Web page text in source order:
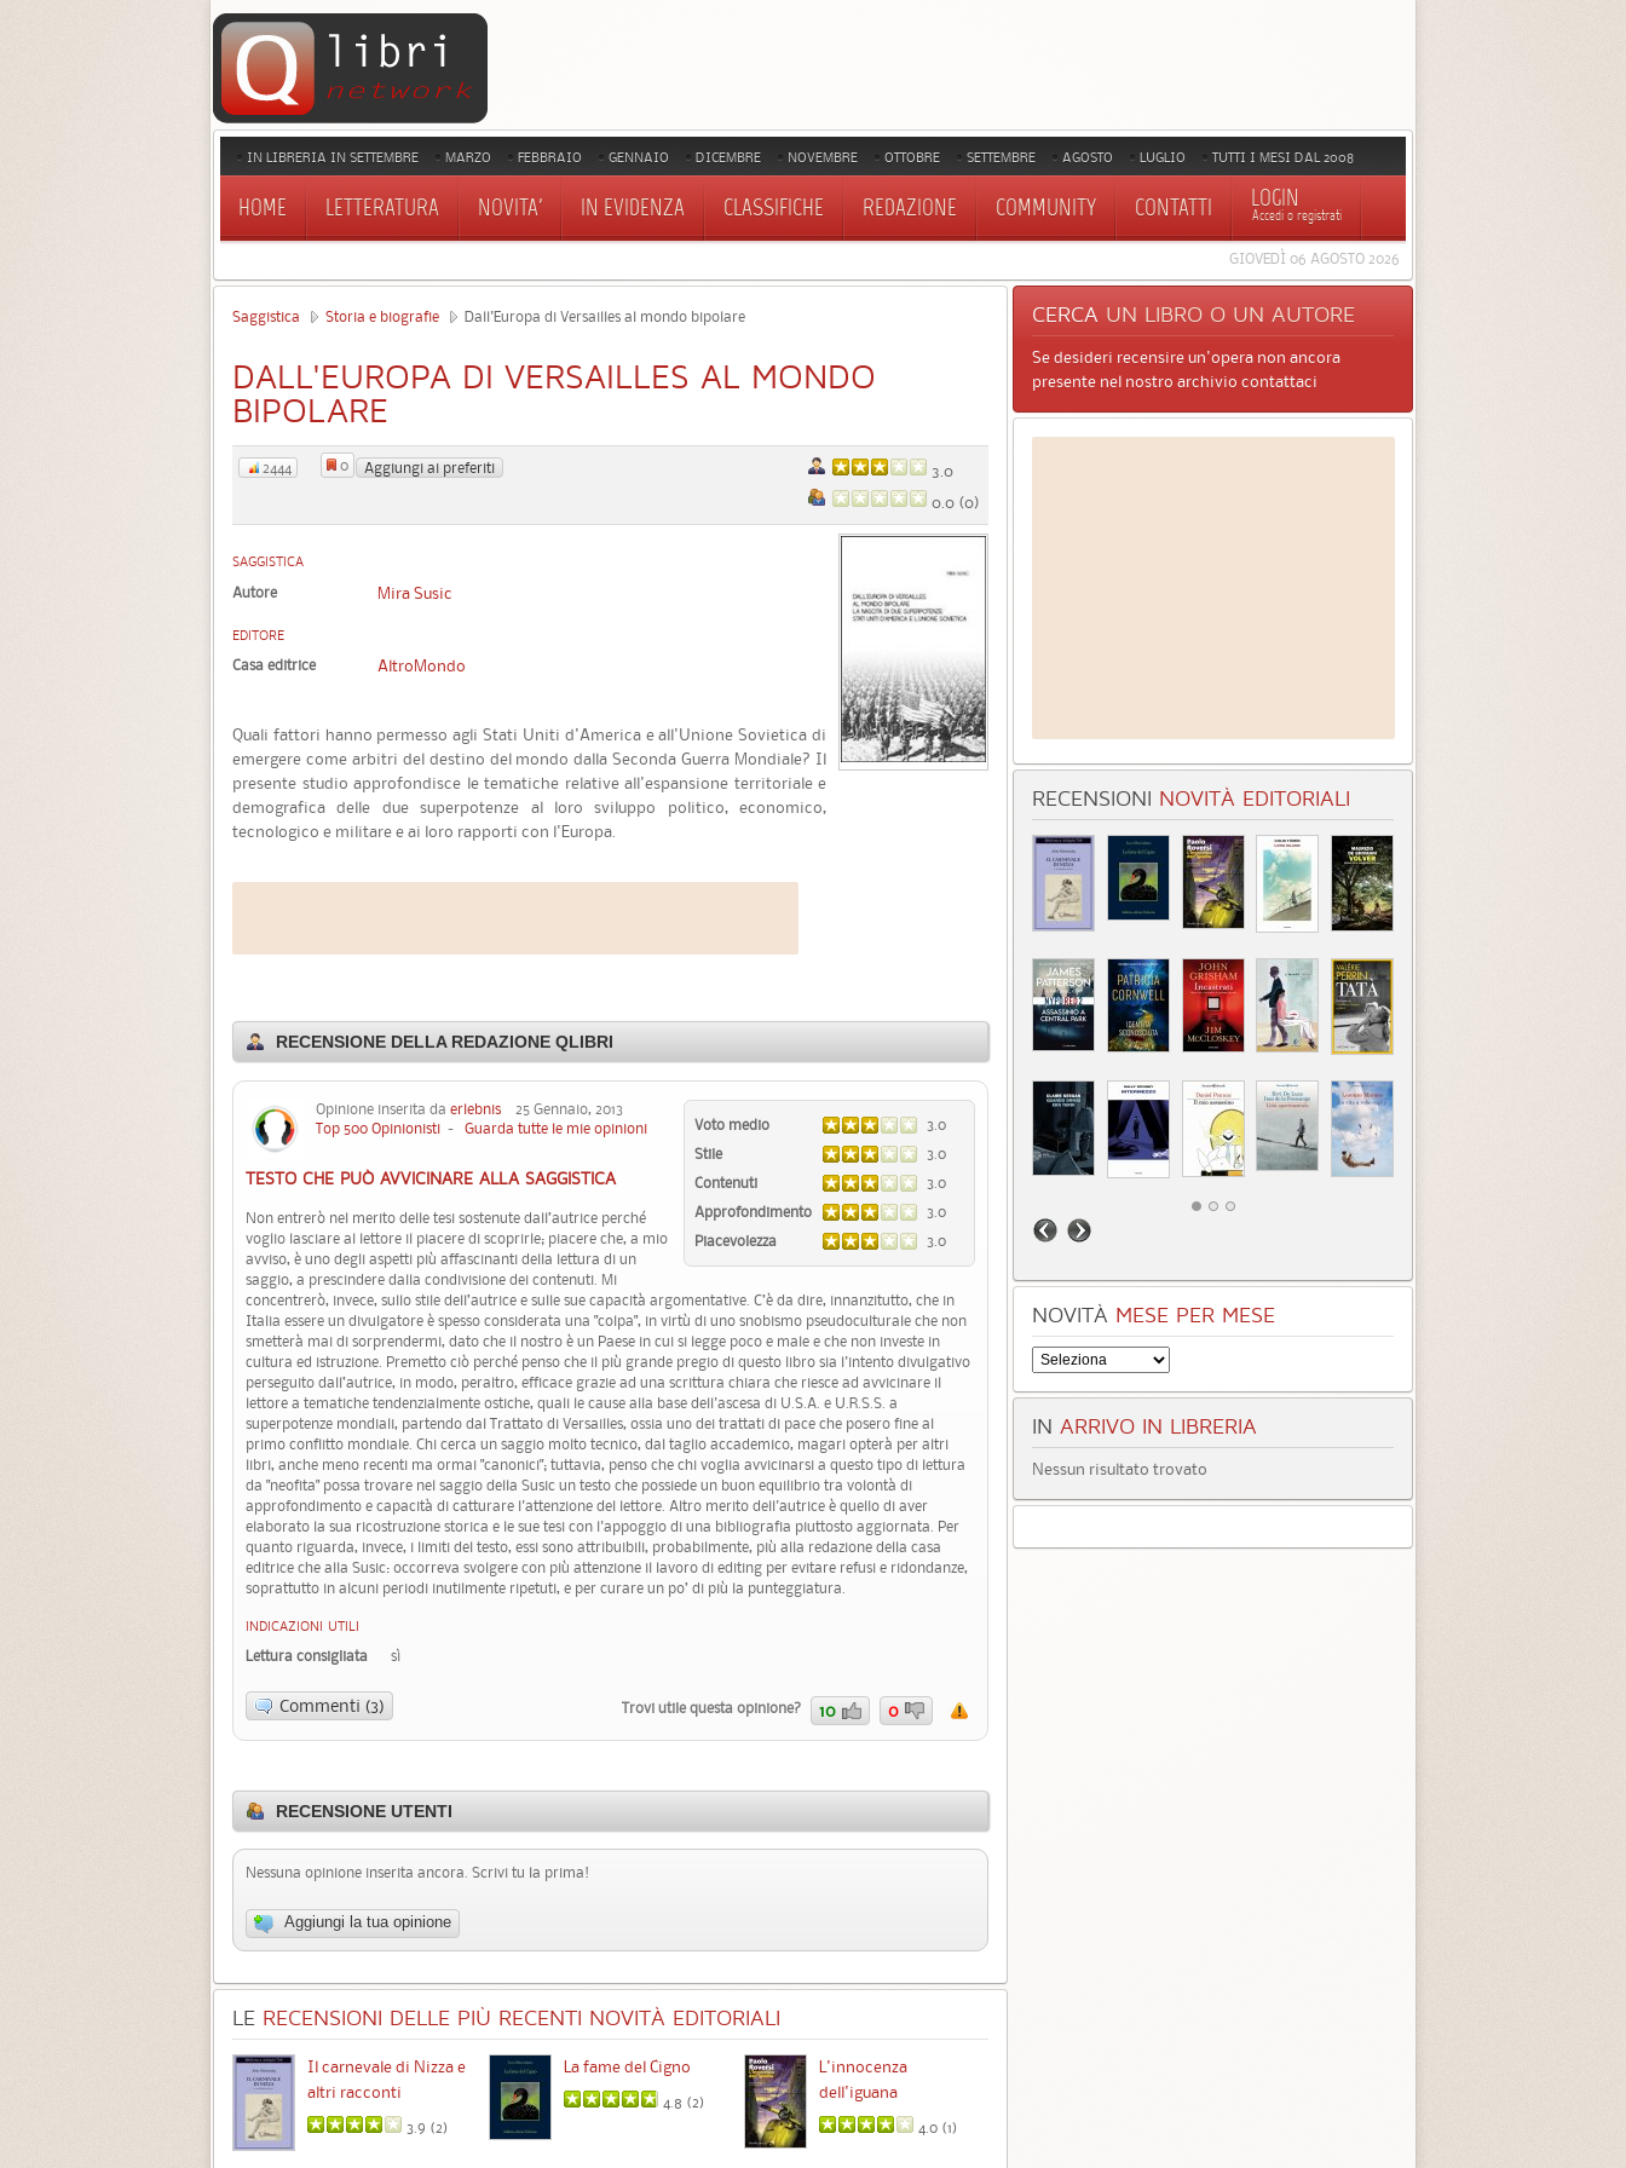
IN LIBRERIA IN SETTEMBRE MARZO FEBBRAIO GENNAIO DICEMBRE NOVEMBRE OTTOBRE SETTEMBRE AGOSTO LUGLIO TUTTI I MESI DAL 2008
HOME LETTERATURA NOVITA' IN EVIDENZA CLASSIFICHE REDAZIONE COMMUNITY CONTATTI LOGIN
Accedi o registrati
GIOVEDÌ 06 AGOSTO 2026
Saggistica Storia e biografie Dall'Europa di Versailles al mondo bipolare
DALL'EUROPA DI VERSAILLES AL MONDO
BIPOLARE
3.0
0.0 (0)
2444 0 Aggiungi ai preferiti
SAGGISTICA
Autore Mira Susic
EDITORE
Casa editrice AltroMondo
Quali fattori hanno permesso agli Stati Uniti d'America e all'Unione Sovietica di
emergere come arbitri del destino del mondo dalla Seconda Guerra Mondiale? Il
presente studio approfondisce le tematiche relative all'espansione territoriale e
demografica delle due superpotenze al loro sviluppo politico, economico,
tecnologico e militare e ai loro rapporti con l'Europa.
RECENSIONE DELLA REDAZIONE QLIBRI
Voto medio
3.0
Stile
3.0
Contenuti
3.0
Approfondimento
3.0
Piacevolezza
3.0
Opinione inserita da erlebnis 25 Gennaio, 2013
Top 500 Opinionisti - Guarda tutte le mie opinioni
TESTO CHE PUÒ AVVICINARE ALLA SAGGISTICA
Non entrerò nel merito delle tesi sostenute dall’autrice perché
voglio lasciare al lettore il piacere di scoprirle; piacere che, a mio
avviso, è uno degli aspetti più affascinanti della lettura di un
saggio, a prescindere dalla condivisione dei contenuti. Mi
concentrerò, invece, sullo stile dell’autrice e sulle sue capacità argomentative. C’è da dire, innanzitutto, che in
Italia essere un divulgatore è spesso considerata una "colpa", in virtù di uno snobismo pseudoculturale che non
smetterà mai di sorprendermi, dato che il nostro è un Paese in cui si legge poco e male e che non investe in
cultura ed istruzione. Premetto ciò perché penso che il più grande pregio di questo libro sia l'intento divulgativo
perseguito dall’autrice, in modo, peraltro, efficace grazie ad una scrittura chiara che riesce ad avvicinare il
lettore a tematiche tendenzialmente ostiche, quali le cause alla base dell'ascesa di U.S.A. e U.R.S.S. a
superpotenze mondiali, partendo dal Trattato di Versailles, ossia uno dei trattati di pace che posero fine al
primo conflitto mondiale. Chi cerca un saggio molto tecnico, dal taglio accademico, magari opterà per altri
libri, anche meno recenti ma ormai "canonici"; tuttavia, penso che chi voglia avvicinarsi a questo tipo di lettura
da "neofita" possa trovare nel saggio della Susic un testo che possiede un buon equilibrio tra volontà di
approfondimento e capacità di catturare l'attenzione del lettore. Altro merito dell'autrice è quello di aver
elaborato la sua ricostruzione storica e le sue tesi con l'appoggio di una bibliografia piuttosto aggiornata. Per
quanto riguarda, invece, i limiti del testo, essi sono attribuibili, probabilmente, più alla redazione della casa
editrice che alla Susic: occorreva svolgere con più attenzione il lavoro di editing per evitare refusi e ridondanze,
soprattutto in alcuni periodi inutilmente ripetuti, e per curare un po’ di più la punteggiatura.
INDICAZIONI UTILI
Lettura consigliata sì
Commenti (3) Trovi utile questa opinione? 10 0
RECENSIONE UTENTI
Nessuna opinione inserita ancora. Scrivi tu la prima!
Aggiungi la tua opinione
LE RECENSIONI DELLE PIÙ RECENTI NOVITÀ EDITORIALI
Il carnevale di Nizza e
altri racconti
3.9 (2)
La fame del Cigno
4.8 (2)
L'innocenza
dell'iguana
4.0 (1)
CERCA UN LIBRO O UN AUTORE
Se desideri recensire un'opera non ancora
presente nel nostro archivio contattaci
RECENSIONI NOVITÀ EDITORIALI
NOVITÀ MESE PER MESE
IN ARRIVO IN LIBRERIA
Nessun risultato trovato